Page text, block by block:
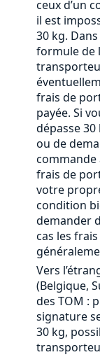
ceux d’un
il est
30 kg.
formule de
frais de
payée. Si
dépasse
ou de
commande
frais de
votre
condition
demander
cas les
Vers
(Belgique,
des TOM :
signature
30 kg,